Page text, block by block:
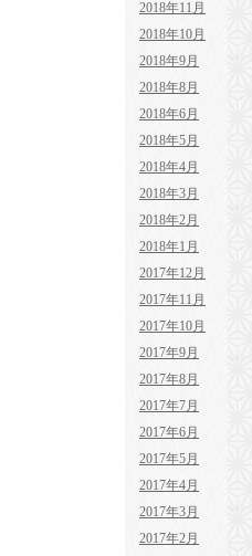
2018年11月
2018年10月
2018年9月
2018年8月
2018年6月
2018年5月
2018年4月
2018年3月
2018年2月
2018年1月
2017年12月
2017年11月
2017年10月
2017年9月
2017年8月
2017年7月
2017年6月
2017年5月
2017年4月
2017年3月
2017年2月